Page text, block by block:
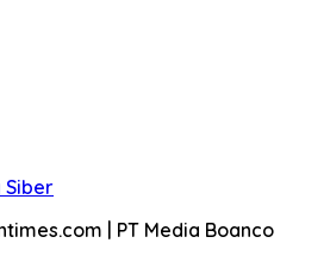
Siber
| PT Media Boanco